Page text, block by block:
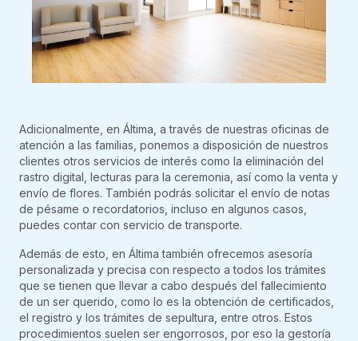
Adicionalmente, en Áltima, a través de nuestras oficinas de
atención a las familias, ponemos a disposición de nuestros
clientes otros servicios de interés como la eliminación del
rastro digital, lecturas para la ceremonia, así como la venta y
envío de flores. También podrás solicitar el envío de notas
de pésame o recordatorios, incluso en algunos casos,
puedes contar con servicio de transporte.
Además de esto, en Áltima también ofrecemos asesoría
personalizada y precisa con respecto a todos los trámites
que se tienen que llevar a cabo después del fallecimiento
de un ser querido, como lo es la obtención de certificados,
el registro y los trámites de sepultura, entre otros. Estos
procedimientos suelen ser engorrosos, por eso la gestoría